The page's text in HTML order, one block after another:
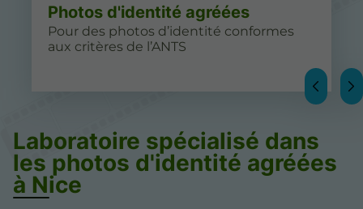
Photos d'identité agréées
Pour des photos d’identité conformes
aux critères de l’ANTS
Laboratoire spécialisé dans
les photos d'identité agréées
à Nice